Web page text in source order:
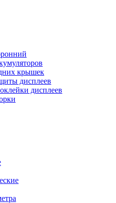
крышек
дисплеев
дисплеев